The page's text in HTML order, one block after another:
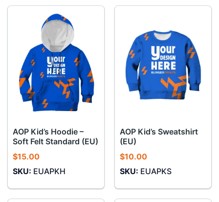
AOP Kid’s Hoodie –
Soft Felt Standard (EU)
$15.00
SKU: EUAPKH
AOP Kid’s Sweatshirt
(EU)
$10.00
SKU: EUAPKS